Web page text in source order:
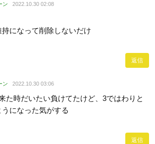
ン 2022.10.30 02:08
になって削除しないだけ
返信
ン 2022.10.30 03:06
た時だいたい負けてたけど、3ではわりと
になった気がする
返信